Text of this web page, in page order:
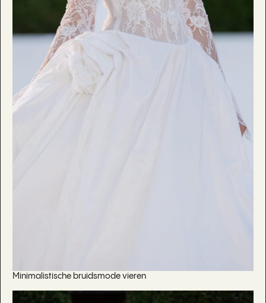
Minimalistische bruidsmode vieren